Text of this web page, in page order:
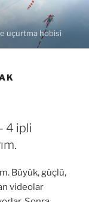
uçurtma hobisi
4 ipli
Büyük, güçlü,
videolar